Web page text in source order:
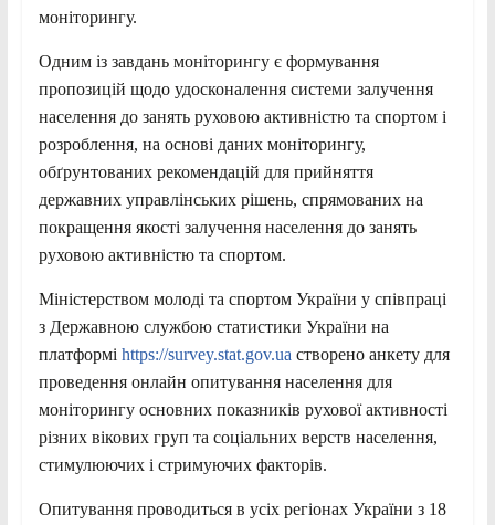
моніторингу.
Одним із завдань моніторингу є формування
пропозицій щодо удосконалення системи залучення
населення до занять руховою активністю та спортом і
розроблення, на основі даних моніторингу,
обґрунтованих рекомендацій для прийняття
державних управлінських рішень, спрямованих на
покращення якості залучення населення до занять
руховою активністю та спортом.
Міністерством молоді та спортом України у співпраці
з Державною службою статистики України на
платформі https://survey.stat.gov.ua створено анкету для
проведення онлайн опитування населення для
моніторингу основних показників рухової активності
різних вікових груп та соціальних верств населення,
стимулюючих і стримуючих факторів.
Опитування проводиться в усіх регіонах України з 18